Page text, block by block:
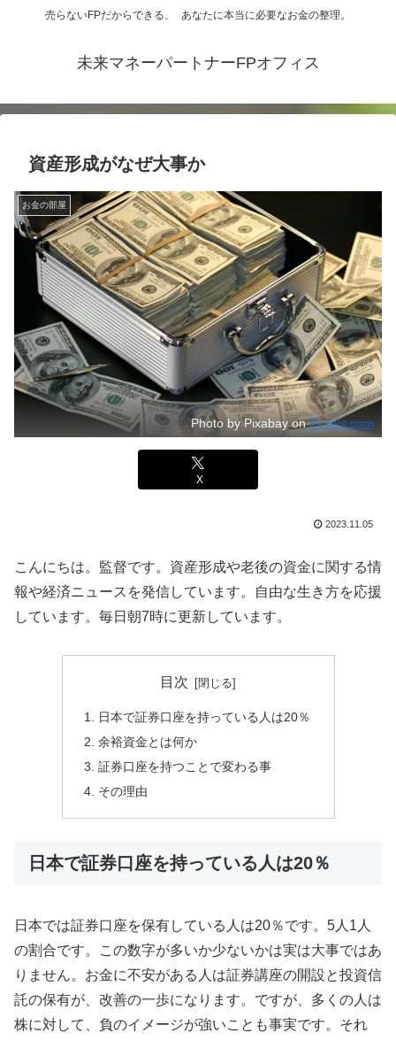
売らないFPだからできる、 あなたに本当に必要なお金の整理。
未来マネーパートナーFPオフィス
資産形成がなぜ大事か
お金の部屋
Photo by Pixabay onPexels.com
X
2023.11.05
こんにちは。監督です。資産形成や老後の資金に関する情
報や経済ニュースを発信しています。自由な生き方を応援
しています。毎日朝7時に更新しています。
目次
日本で証券口座を持っている人は20％
余裕資金とは何か
証券口座を持つことで変わる事
その理由
日本で証券口座を持っている人は20％
日本では証券口座を保有している人は20％です。5人1人
の割合です。この数字が多いか少ないかは実は大事ではあ
りません。お金に不安がある人は証券講座の開設と投資信
託の保有が、改善の一歩になります。ですが、多くの人は
株に対して、負のイメージが強いことも事実です。それ